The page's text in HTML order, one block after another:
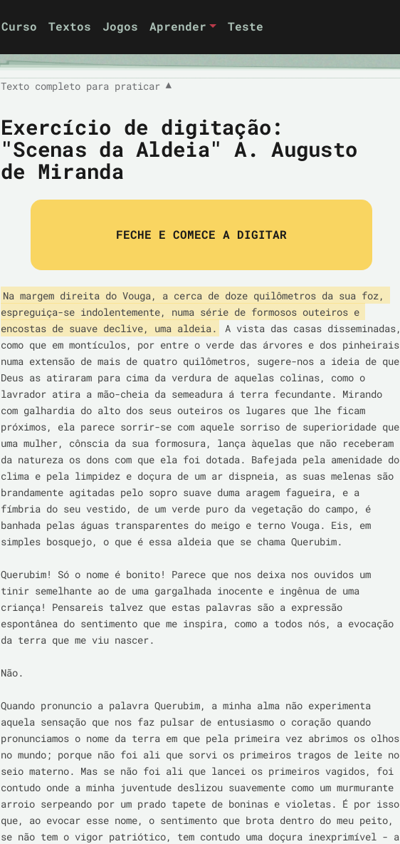
Curso Textos Jogos Aprender Teste
Texto completo para praticar ▼
Exercício de digitação:
"Scenas da Aldeia" A. Augusto
de Miranda
FECHE E COMECE A DIGITAR
Na margem direita do Vouga, a cerca de doze quilômetros da sua foz,
espreguiça-se indolentemente, numa série de formosos outeiros e
encostas de suave declive, uma aldeia.
A vista das casas disseminadas,
como que em montículos, por entre o verde das árvores e dos pinheirais
numa extensão de mais de quatro quilômetros, sugere-nos a ideia de que
Deus as atiraram para cima da verdura de aquelas colinas, como o
lavrador atira a mão-cheia da semeadura á terra fecundante. Mirando
com galhardia do alto dos seus outeiros os lugares que lhe ficam
próximos, ela parece sorrir-se com aquele sorriso de superioridade que
uma mulher, cônscia da sua formosura, lança àquelas que não receberam
da natureza os dons com que ela foi dotada. Bafejada pela amenidade do
clima e pela limpidez e doçura de um ar dispneia, as suas melenas são
brandamente agitadas pelo sopro suave duma aragem fagueira, e a
fímbria do seu vestido, de um verde puro da vegetação do campo, é
banhada pelas águas transparentes do meigo e terno Vouga. Eis, em
simples bosquejo, o que é essa aldeia que se chama Querubim.
Querubim! Só o nome é bonito! Parece que nos deixa nos ouvidos um
tinir semelhante ao de uma gargalhada inocente e ingênua de uma
criança! Pensareis talvez que estas palavras são a expressão
espontânea do sentimento que me inspira, como a todos nós, a evocação
da terra que me viu nascer.
Não.
Quando pronuncio a palavra Querubim, a minha alma não experimenta
aquela sensação que nos faz pulsar de entusiasmo o coração quando
pronunciamos o nome da terra em que pela primeira vez abrimos os olhos
no mundo; porque não foi ali que sorvi os primeiros tragos de leite no
seio materno. Mas se não foi ali que lancei os primeiros vagidos, foi
contudo onde a minha juventude deslizou suavemente como um murmurante
arroio serpeando por um prado tapete de boninas e violetas. É por isso
que, ao evocar esse nome, o sentimento que brota dentro do meu peito,
se não tem o vigor patriótico, tem contudo uma doçura inexprimível - a